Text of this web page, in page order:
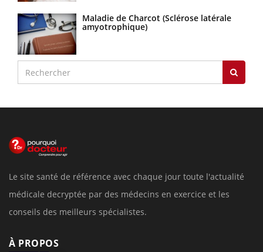
Maladie de Charcot (Sclérose latérale
amyotrophique)
Le site santé de référence avec chaque jour toute l'actualité
médicale decryptée par des médecins en exercice et les
conseils des meilleurs spécialistes.
À PROPOS